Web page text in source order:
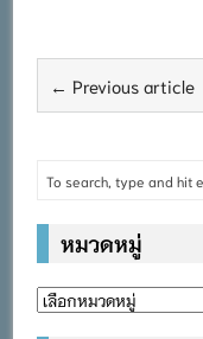
← Previous article
หมวดหมู่
หมวด